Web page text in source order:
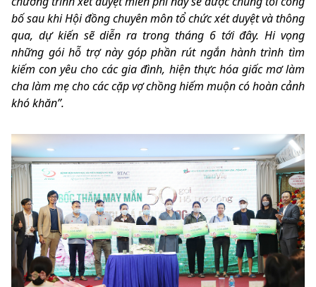
bố sau khi Hội đồng chuyên môn tổ chức xét duyệt và thông
qua, dự kiến sẽ diễn ra trong tháng 6 tới đây. Hi vọng
những gói hỗ trợ này góp phần rút ngắn hành trình tìm
kiếm con yêu cho các gia đình, hiện thực hóa giấc mơ làm
cha làm mẹ cho các cặp vợ chồng hiếm muộn có hoàn cảnh
khó khăn”.